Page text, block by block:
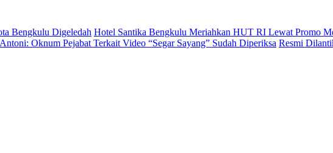
Bengkulu Digeledah Hotel Santika Bengkulu Meriahkan HUT RI Lewat Promo
Oknum Pejabat Terkait Video “Segar Sayang” Sudah Diperiksa Resmi